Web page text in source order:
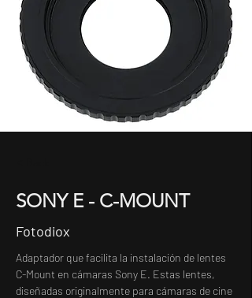
SONY E - C-MOUNT
Fotodiox
Adaptador que facilita la instalación de lentes
C-Mount en cámaras Sony E. Estas lentes,
diseñadas originalmente para cámaras de cine